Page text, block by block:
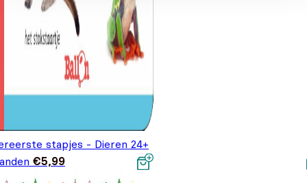
stapjes - Dieren 24+
€5,99